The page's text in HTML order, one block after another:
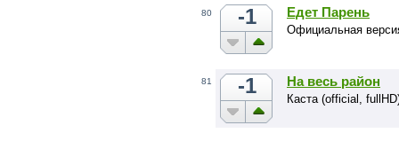
80 -1 Едет Парень
Официальная
81 -1 На весь район
Каста (official,